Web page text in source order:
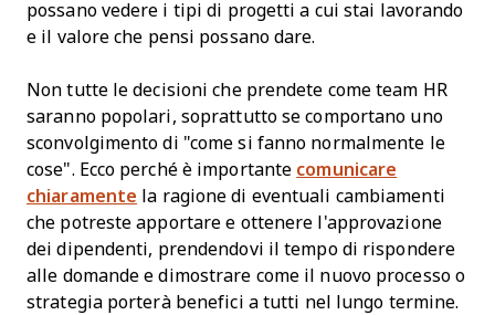
possano vedere i tipi di progetti a cui stai lavorando
e il valore che pensi possano dare.
Non tutte le decisioni che prendete come team HR
saranno popolari, soprattutto se comportano uno
sconvolgimento di "come si fanno normalmente le
cose". Ecco perché è importante comunicare
chiaramente la ragione di eventuali cambiamenti
che potreste apportare e ottenere l'approvazione
dei dipendenti, prendendovi il tempo di rispondere
alle domande e dimostrare come il nuovo processo o
strategia porterà benefici a tutti nel lungo termine.